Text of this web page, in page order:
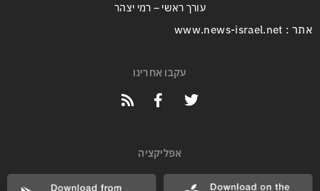
עורך ראשי – רמי יצהר
אתר : www.news-israel.net
עקבו אחרינו
אפליקציה